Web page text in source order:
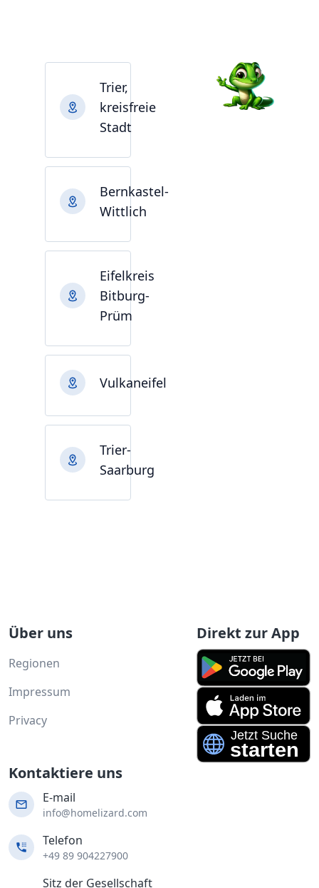
Trier,
kreisfreie
Stadt
Bernkastel-
Wittlich
Eifelkreis
Bitburg-
Prüm
Vulkaneifel
Trier-
Saarburg
Über uns
Regionen
Impressum
Privacy
Direkt zur App
Kontaktiere uns
E-mail
info@homelizard.com
Telefon
+49 89 904227900
Sitz der Gesellschaft